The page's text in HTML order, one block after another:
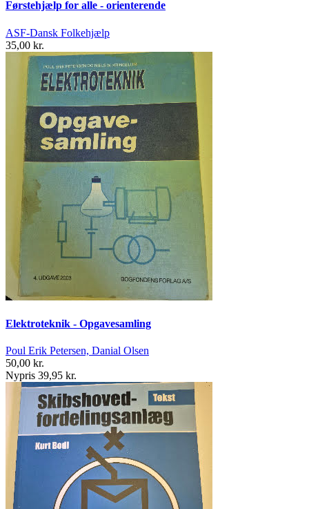
Førstehjælp for alle - orienterende
ASF-Dansk Folkehjælp
35,00 kr.
Elektroteknik - Opgavesamling
Poul Erik Petersen, Danial Olsen
50,00 kr.
Nypris 39,95 kr.